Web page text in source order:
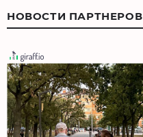
НОВОСТИ ПАРТНЕРОВ